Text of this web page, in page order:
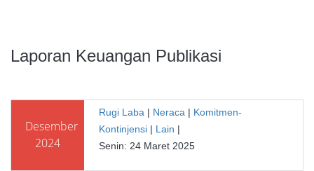
Laporan Keuangan Publikasi
Desember
2024
Rugi Laba| Neraca| Komitmen-
Kontinjensi| Lain |
Senin: 24 Maret 2025